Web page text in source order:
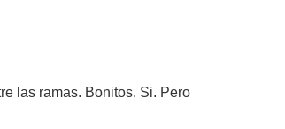
las ramas. Bonitos. Si. Pero